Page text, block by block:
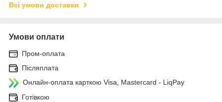
Всі умови доставки
Умови оплати
Пром-оплата
Післяплата
Онлайн-оплата карткою Visa, Mastercard - LiqPay
Готівкою